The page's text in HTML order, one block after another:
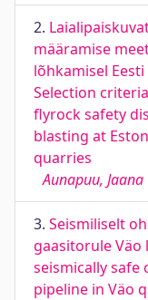
2.
määramise
lõhkamisel
Selection
flyrock safety
blasting at
quarries
Aunapuu, Jaana
3. Seismiliselt
gaasitorule Väo
seismically safe
pipeline in Väo